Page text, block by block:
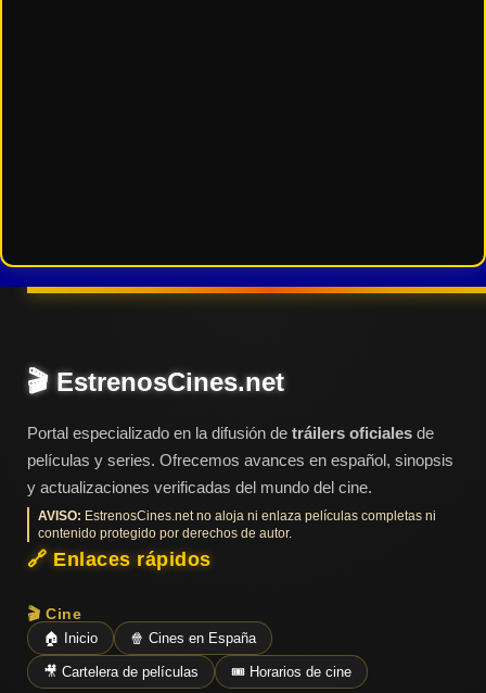
Tendencias
Top
del
🎬 EstrenosCines.net
Portal especializado en la difusión de tráilers oficiales de
películas y series. Ofrecemos avances en español, sinopsis
y actualizaciones verificadas del mundo del cine.
AVISO: EstrenosCines.net no aloja ni enlaza películas completas ni
contenido protegido por derechos de autor.
🔗 Enlaces rápidos
🎬 Cine
🏠 Inicio 🍿 Cines en España
🎥 Cartelera de películas 🎟️ Horarios de cine